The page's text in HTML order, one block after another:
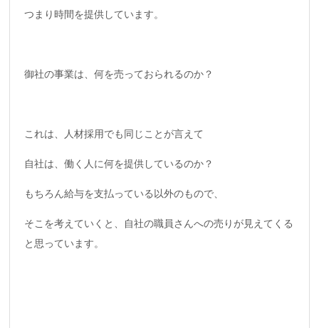
つまり時間を提供しています。
御社の事業は、何を売っておられるのか？
これは、人材採用でも同じことが言えて
自社は、働く人に何を提供しているのか？
もちろん給与を支払っている以外のもので、
そこを考えていくと、自社の職員さんへの売りが見えてくる
と思っています。